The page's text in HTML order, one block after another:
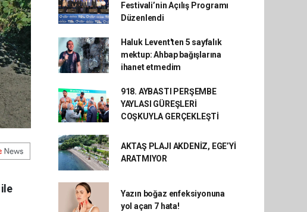
Festivali’nin Açılış Programı
Düzenlendi
Haluk Levent'ten 5 sayfalık
mektup: Ahbap bağışlarına
ihanet etmedim
918. AYBASTI PERŞEMBE
YAYLASI GÜREŞLERİ
COŞKUYLA GERÇEKLEŞTİ
AKTAŞ PLAJI AKDENİZ, EGE’Yİ
ARATMIYOR
Yazın boğaz enfeksiyonuna
yol açan 7 hata!